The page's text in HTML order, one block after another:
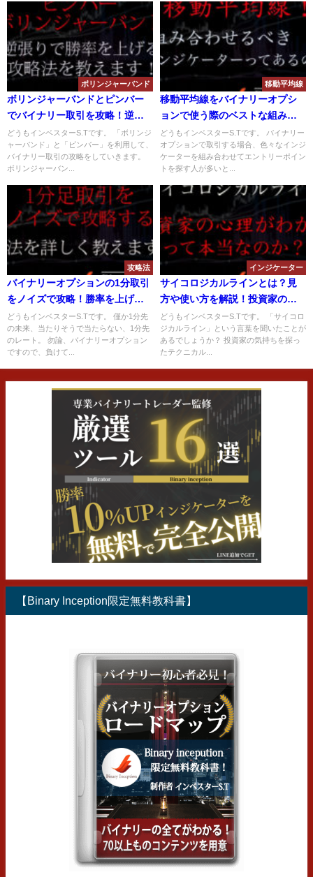
ボリンジャーバンド
ボリンジャーバンドとピンバー
でバイナリー取引を攻略！逆張
りで勝率を上げる手法とは？
どうもインベスターS.Tです。 「ボリンジ
ャーバンド」と「ピンバー」を利用して、
バイナリー取引の攻略をしていきます。
ボリンジャーバン...
移動平均線
移動平均線をバイナリーオプシ
ョンで使う際のベストな組み合
わせとは？設定や期間、具体的
な使い方を解説！
どうもインベスターS.Tです。 バイナリー
オプションで取引する場合、色々なインジ
ケーターを組み合わせてエントリーポイン
トを探す人が多いと...
攻略法
バイナリーオプションの1分取引
をノイズで攻略！勝率を上げる
ノイズ攻略手法とは？
どうもインベスターS.Tです。 僅か1分先
の未来、当たりそうで当たらない、1分先
のレート。 勿論、バイナリーオプション
ですので、負けて...
インジケーター
サイコロジカルラインとは？見
方や使い方を解説！投資家の心
理がわかるって本当！？
どうもインベスターS.Tです。 「サイコロ
ジカルライン」という言葉を聞いたことが
あるでしょうか？ 投資家の気持ちを探っ
たテクニカル...
【Binary Inception限定無料教科書】